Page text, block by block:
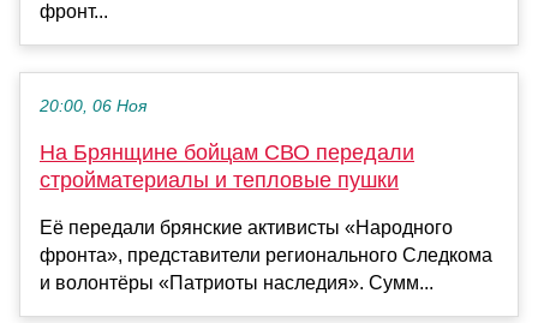
фронт...
20:00, 06 Ноя
На Брянщине бойцам СВО передали
стройматериалы и тепловые пушки
Её передали брянские активисты «Народного
фронта», представители регионального Следкома
и волонтёры «Патриоты наследия». Сумм...